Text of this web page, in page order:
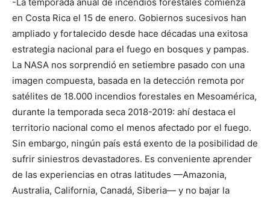
en Costa Rica el 15 de enero. Gobiernos sucesivos han
ampliado y fortalecido desde hace décadas una exitosa
estrategia nacional para el fuego en bosques y pampas.
La NASA nos sorprendió en setiembre pasado con una
imagen compuesta, basada en la detección remota por
satélites de 18.000 incendios forestales en Mesoamérica,
durante la temporada seca 2018-2019: ahí destaca el
territorio nacional como el menos afectado por el fuego.
Sin embargo, ningún país está exento de la posibilidad de
sufrir siniestros devastadores. Es conveniente aprender
de las experiencias en otras latitudes —Amazonia,
Australia, California, Canadá, Siberia— y no bajar la